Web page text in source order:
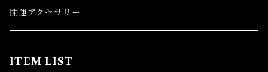
金運 Money
金運 Money
恋愛 Love
線香 Stick Incense
中級者向け
開運アクセサリー
ITEM LIST